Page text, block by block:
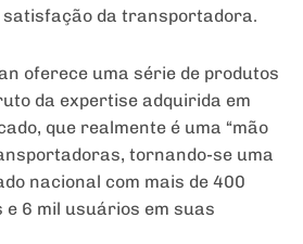
da transportadora.
oferece uma série de produtos
da expertise adquirida em
que realmente é uma “mão
tornando-se uma
nacional com mais de 400
6 mil usuários em suas